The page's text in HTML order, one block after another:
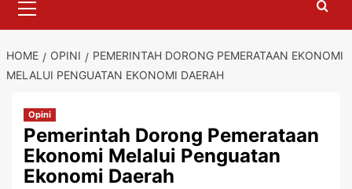
Menu
HOME OPINI
PEMERINTAH DORONG PEMERATAAN EKONOMI
MELALUI PENGUATAN EKONOMI DAERAH
Opini
Pemerintah Dorong Pemerataan
Ekonomi Melalui Penguatan
Ekonomi Daerah